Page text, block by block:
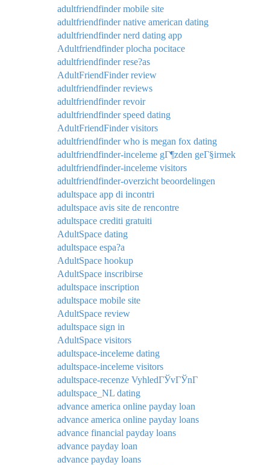
adultfriendfinder mobile site
adultfriendfinder native american dating
adultfriendfinder nerd dating app
Adultfriendfinder plocha pocitace
adultfriendfinder rese?as
AdultFriendFinder review
adultfriendfinder reviews
adultfriendfinder revoir
adultfriendfinder speed dating
AdultFriendFinder visitors
adultfriendfinder who is megan fox dating
adultfriendfinder-inceleme gГ¶zden geГ§irmek
adultfriendfinder-inceleme visitors
adultfriendfinder-overzicht beoordelingen
adultspace app di incontri
adultspace avis site de rencontre
adultspace crediti gratuiti
AdultSpace dating
adultspace espa?a
AdultSpace hookup
AdultSpace inscribirse
adultspace inscription
adultspace mobile site
AdultSpace review
adultspace sign in
AdultSpace visitors
adultspace-inceleme dating
adultspace-inceleme visitors
adultspace-recenze VyhledГЎvГЎnГ­
adultspace_NL dating
advance america online payday loan
advance america online payday loans
advance financial payday loans
advance payday loan
advance payday loans